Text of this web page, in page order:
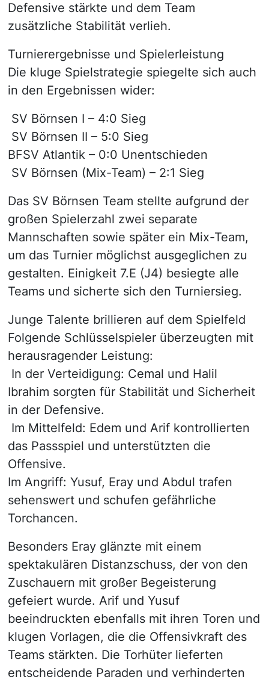
Defensive stärkte und dem Team
zusätzliche Stabilität verlieh.
Turnierergebnisse und Spielerleistung
Die kluge Spielstrategie spiegelte sich auch
in den Ergebnissen wider:
SV Börnsen I – 4:0 Sieg
SV Börnsen II – 5:0 Sieg
BFSV Atlantik – 0:0 Unentschieden
SV Börnsen (Mix-Team) – 2:1 Sieg
Das SV Börnsen Team stellte aufgrund der
großen Spielerzahl zwei separate
Mannschaften sowie später ein Mix-Team,
um das Turnier möglichst ausgeglichen zu
gestalten. Einigkeit 7.E (J4) besiegte alle
Teams und sicherte sich den Turniersieg.
Junge Talente brillieren auf dem Spielfeld
Folgende Schlüsselspieler überzeugten mit
herausragender Leistung:
In der Verteidigung: Cemal und Halil
Ibrahim sorgten für Stabilität und Sicherheit
in der Defensive.
Im Mittelfeld: Edem und Arif kontrollierten
das Passspiel und unterstützten die
Offensive.
Im Angriff: Yusuf, Eray und Abdul trafen
sehenswert und schufen gefährliche
Torchancen.
Besonders Eray glänzte mit einem
spektakulären Distanzschuss, der von den
Zuschauern mit großer Begeisterung
gefeiert wurde. Arif und Yusuf
beeindruckten ebenfalls mit ihren Toren und
klugen Vorlagen, die die Offensivkraft des
Teams stärkten. Die Torhüter lieferten
entscheidende Paraden und verhinderten